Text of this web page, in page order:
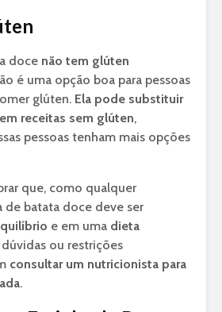
doce não tem glúten
é uma opção boa para pessoas
glúten. Ela pode substituir
receitas sem glúten,
pessoas tenham mais opções
que, como qualquer
de batata doce deve ser
e em uma dieta
ou restrições
consultar um nutricionista para
.